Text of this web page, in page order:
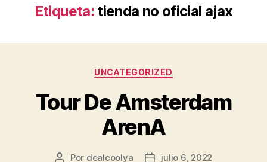
Etiqueta: tienda no oficial ajax
Categorías
UNCATEGORIZED
Tour De Amsterdam
ArenA
Autor
Por dealcoolya
Fechajulio 6, 2022